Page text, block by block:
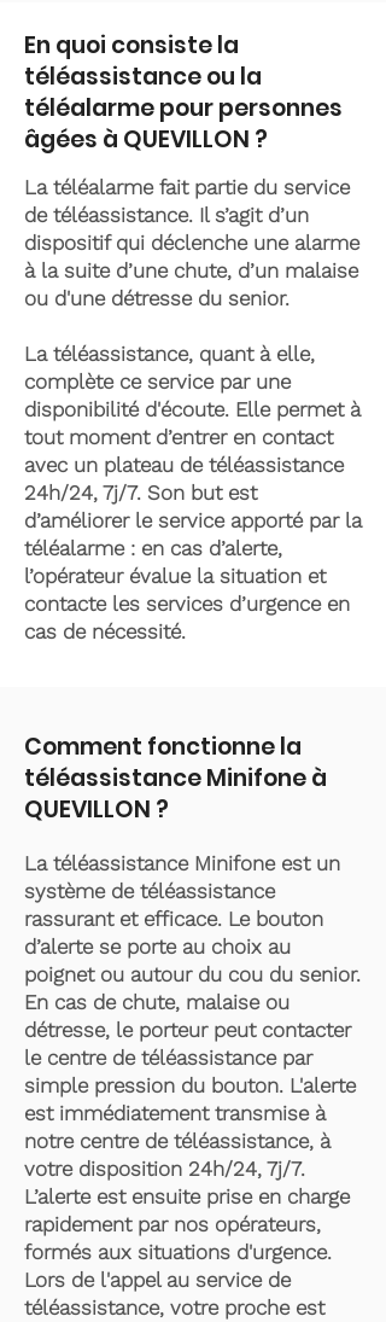
En quoi consiste la
téléassistance ou la
téléalarme pour personnes
âgées à QUEVILLON ?
La téléalarme fait partie du service
de téléassistance. Il s’agit d’un
dispositif qui déclenche une alarme
à la suite d’une chute, d’un malaise
ou d'une détresse du senior.
La téléassistance, quant à elle,
complète ce service par une
disponibilité d'écoute. Elle permet à
tout moment d’entrer en contact
avec un plateau de téléassistance
24h/24, 7j/7. Son but est
d’améliorer le service apporté par la
téléalarme : en cas d’alerte,
l’opérateur évalue la situation et
contacte les services d’urgence en
cas de nécessité.
Comment fonctionne la
téléassistance Minifone à
QUEVILLON ?
La téléassistance Minifone est un
système de téléassistance
rassurant et efficace. Le bouton
d’alerte se porte au choix au
poignet ou autour du cou du senior.
En cas de chute, malaise ou
détresse, le porteur peut contacter
le centre de téléassistance par
simple pression du bouton. L'alerte
est immédiatement transmise à
notre centre de téléassistance, à
votre disposition 24h/24, 7j/7.
L’alerte est ensuite prise en charge
rapidement par nos opérateurs,
formés aux situations d'urgence.
Lors de l'appel au service de
téléassistance, votre proche est